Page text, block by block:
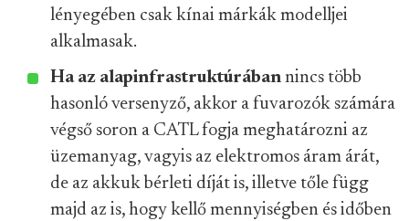
lényegében csak kínai márkák modelljei
alkalmasak.
Ha az alapinfrastruktúrában nincs több
hasonló versenyző, akkor a fuvarozók számára
végső soron a CATL fogja meghatározni az
üzemanyag, vagyis az elektromos áram árát,
de az akkuk bérleti díját is, illetve tőle függ
majd az is, hogy kellő mennyiségben és időben